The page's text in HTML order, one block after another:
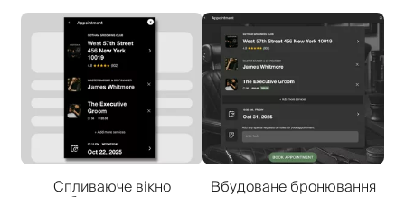
Спливаюче вікно Вбудоване бронювання